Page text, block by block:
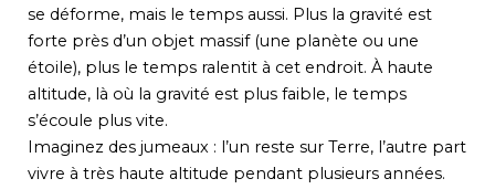
se déforme, mais le temps aussi. Plus la gravité est
forte près d’un objet massif (une planète ou une
étoile), plus le temps ralentit à cet endroit. À haute
altitude, là où la gravité est plus faible, le temps
s’écoule plus vite.
Imaginez des jumeaux : l’un reste sur Terre, l’autre part
vivre à très haute altitude pendant plusieurs années.